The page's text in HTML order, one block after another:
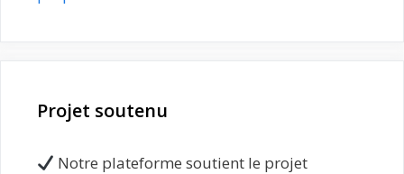
Projet soutenu
Notre plateforme soutient le projet